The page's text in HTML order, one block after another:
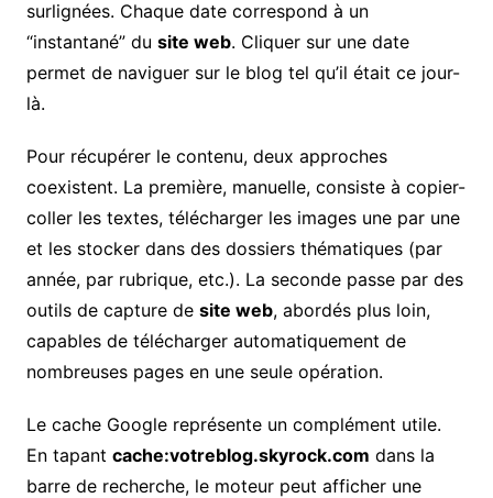
surlignées. Chaque date correspond à un
“instantané” du site web. Cliquer sur une date
permet de naviguer sur le blog tel qu’il était ce jour-
là.
Pour récupérer le contenu, deux approches
coexistent. La première, manuelle, consiste à copier-
coller les textes, télécharger les images une par une
et les stocker dans des dossiers thématiques (par
année, par rubrique, etc.). La seconde passe par des
outils de capture de site web, abordés plus loin,
capables de télécharger automatiquement de
nombreuses pages en une seule opération.
Le cache Google représente un complément utile.
En tapant cache:votreblog.skyrock.com dans la
barre de recherche, le moteur peut afficher une